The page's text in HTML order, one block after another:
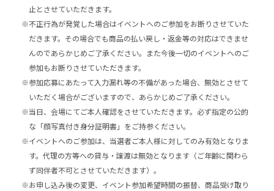
止とさせていただきます。
※不正行為が発覚した場合はイベントへのご参加をお断りさせていた
だきます。その場合でも商品の払い戻し・返金等の対応はできませ
んのであらかじめご了承ください。また今後一切のイベントへのご
参加もお断りさせていただきます。
※参加応募にあたって入力漏れ等の不備があった場合、無効とさせて
いただく場合がございますので、あらかじめご了承ください。
※当日、会場にてご本人確認をさせていただきます。必ず指定の公的
な「顔写真付き身分証明書」をご持参ください。
※イベントへのご参加は、当選者ご本人様に対してのみ有効となりま
す。代理の方等への貸与・譲渡は無効となります（ご年齢に関わら
ず同伴者不可とさせていただきます）。
※お申し込み後の変更、イベント参加希望時間の振替、商品受け取り